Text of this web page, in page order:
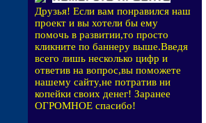
Друзья! Если вам понравился наш
проект и вы хотели бы ему
помочь в развитии,то просто
кликните по баннеру выше.Введя
всего лишь несколько цифр и
ответив на вопрос,вы поможете
нашему сайту,не потратив ни
копейки своих денег! Заранее
ОГРОМНОЕ спасибо!